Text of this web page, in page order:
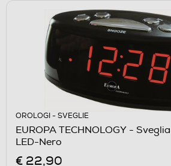
OROLOGI - SVEGLIE
EUROPA TECHNOLOGY -
LED-Nero
€ 22,90